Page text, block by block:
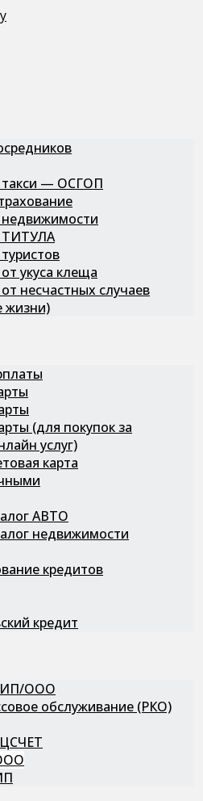
такси — ОСГОП
ТИТУЛА
укуса клеща
несчастных случаев
жизни)
(для покупок за
услуг)
карта
АВТО
недвижимости
кредитов
кредит
ИП/ООО
обслуживание (РКО)